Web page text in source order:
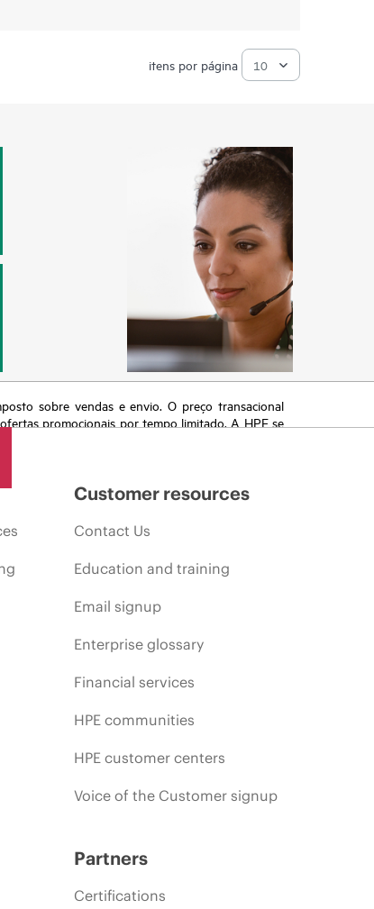
itens por página
sobre vendas e envio. O preço transacional
promocionais por tempo limitado. A HPE se
Customer resources
Contact Us
Education and training
Email signup
Enterprise glossary
Financial services
HPE communities
HPE customer centers
Voice of the Customer signup
Partners
Certifications